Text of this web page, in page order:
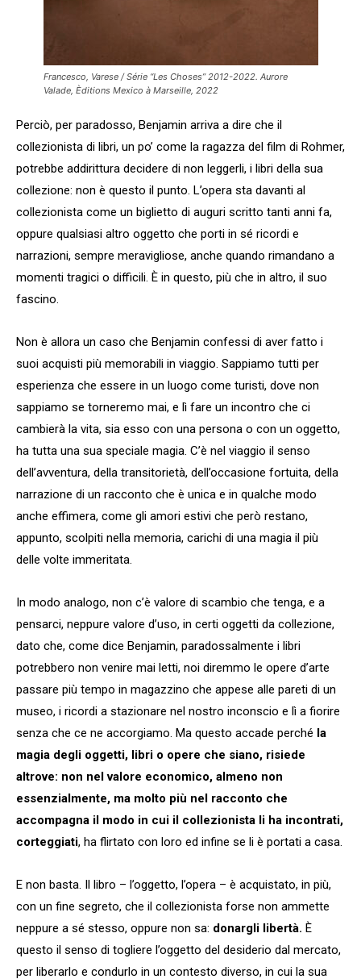
Francesco, Varese / Série “Les Choses” 2012-2022. Aurore
Valade, Èditions Mexico à Marseille, 2022
Perciò, per paradosso, Benjamin arriva a dire che il
collezionista di libri, un po’ come la ragazza del film di Rohmer,
potrebbe addirittura decidere di non leggerli, i libri della sua
collezione: non è questo il punto. L’opera sta davanti al
collezionista come un biglietto di auguri scritto tanti anni fa,
oppure qualsiasi altro oggetto che porti in sé ricordi e
narrazioni, sempre meravigliose, anche quando rimandano a
momenti tragici o difficili. È in questo, più che in altro, il suo
fascino.
Non è allora un caso che Benjamin confessi di aver fatto i
suoi acquisti più memorabili in viaggio. Sappiamo tutti per
esperienza che essere in un luogo come turisti, dove non
sappiamo se torneremo mai, e lì fare un incontro che ci
cambierà la vita, sia esso con una persona o con un oggetto,
ha tutta una sua speciale magia. C’è nel viaggio il senso
dell’avventura, della transitorietà, dell’occasione fortuita, della
narrazione di un racconto che è unica e in qualche modo
anche effimera, come gli amori estivi che però restano,
appunto, scolpiti nella memoria, carichi di una magia il più
delle volte immeritata.
In modo analogo, non c’è valore di scambio che tenga, e a
pensarci, neppure valore d’uso, in certi oggetti da collezione,
dato che, come dice Benjamin, paradossalmente i libri
potrebbero non venire mai letti, noi diremmo le opere d’arte
passare più tempo in magazzino che appese alle pareti di un
museo, i ricordi a stazionare nel nostro inconscio e lì a fiorire
senza che ce ne accorgiamo. Ma questo accade perché la
magia degli oggetti, libri o opere che siano, risiede
altrove: non nel valore economico, almeno non
essenzialmente, ma molto più nel racconto che
accompagna il modo in cui il collezionista li ha incontrati,
corteggiati, ha flirtato con loro ed infine se li è portati a casa.
E non basta. Il libro – l’oggetto, l’opera – è acquistato, in più,
con un fine segreto, che il collezionista forse non ammette
neppure a sé stesso, oppure non sa: donargli libertà. È
questo il senso di togliere l’oggetto del desiderio dal mercato,
per liberarlo e condurlo in un contesto diverso, in cui la sua